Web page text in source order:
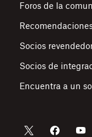
Foros de la
Socios
Socios de
Encuentra a un